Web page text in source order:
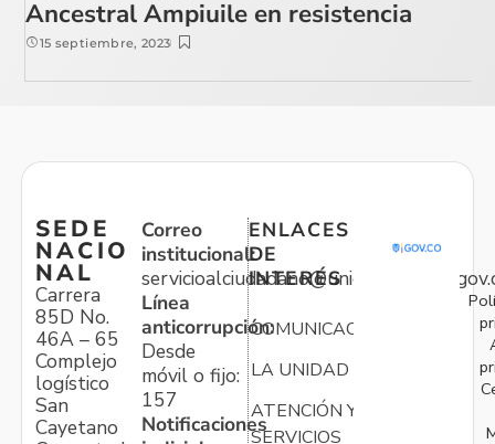
Ancestral Ampiuile en resistencia
15 septiembre, 2023
SEDE
NACIO
NAL
Carrera
85D No.
46A – 65
Complejo
logístico
San
Cayetano
Correo
institucional:
Línea
anticorrupción:
Desde
móvil o fijo:
157
Notificaciones
ENLACES
DE
INTERÉS
COMUNICACIONES
LA UNIDAD
ATENCIÓN Y
SERVICIOS